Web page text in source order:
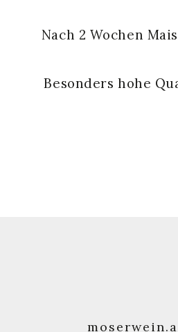
Nach 2 Wochen
Besonders hohe